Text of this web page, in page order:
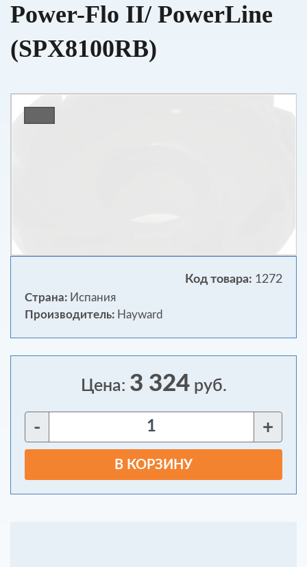
Power-Flo II/ PowerLine
(SPX8100RB)
Код товара: 1272
Страна: Испания
Производитель: Hayward
Цена: 3 324руб.
- +
В КОРЗИНУ